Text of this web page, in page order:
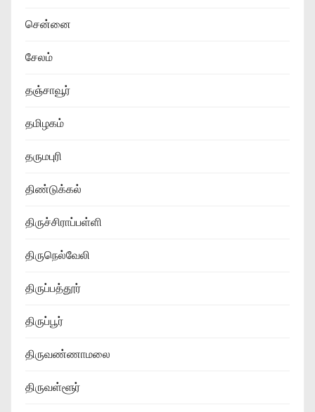
சென்னை
சேலம்
தஞ்சாவூர்
தமிழகம்
தருமபுரி
திண்டுக்கல்
திருச்சிராப்பள்ளி
திருநெல்வேலி
திருப்பத்தூர்
திருப்பூர்
திருவண்ணாமலை
திருவள்ளூர்